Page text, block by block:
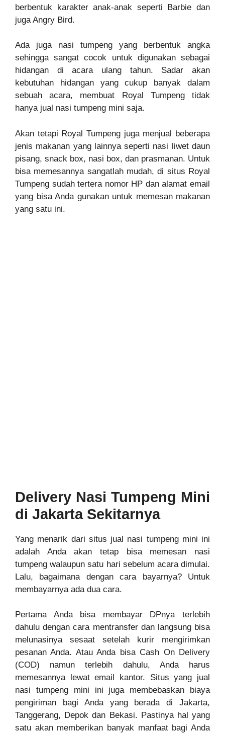
berbentuk karakter anak-anak seperti Barbie dan
juga Angry Bird.
Ada juga nasi tumpeng yang berbentuk angka
sehingga sangat cocok untuk digunakan sebagai
hidangan di acara ulang tahun. Sadar akan
kebutuhan hidangan yang cukup banyak dalam
sebuah acara, membuat Royal Tumpeng tidak
hanya jual nasi tumpeng mini saja.
Akan tetapi Royal Tumpeng juga menjual beberapa
jenis makanan yang lainnya seperti nasi liwet daun
pisang, snack box, nasi box, dan prasmanan. Untuk
bisa memesannya sangatlah mudah, di situs Royal
Tumpeng sudah tertera nomor HP dan alamat email
yang bisa Anda gunakan untuk memesan makanan
yang satu ini.
Delivery Nasi Tumpeng Mini
di Jakarta Sekitarnya
Yang menarik dari situs jual nasi tumpeng mini ini
adalah Anda akan tetap bisa memesan nasi
tumpeng walaupun satu hari sebelum acara dimulai.
Lalu, bagaimana dengan cara bayarnya? Untuk
membayarnya ada dua cara.
Pertama Anda bisa membayar DPnya terlebih
dahulu dengan cara mentransfer dan langsung bisa
melunasinya sesaat setelah kurir mengirimkan
pesanan Anda. Atau Anda bisa Cash On Delivery
(COD) namun terlebih dahulu, Anda harus
memesannya lewat email kantor. Situs yang jual
nasi tumpeng mini ini juga membebaskan biaya
pengiriman bagi Anda yang berada di Jakarta,
Tanggerang, Depok dan Bekasi. Pastinya hal yang
satu akan memberikan banyak manfaat bagi Anda